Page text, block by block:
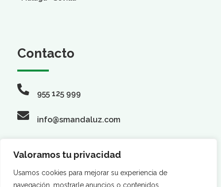
Valoramos tu privacidad
Usamos cookies para mejorar su experiencia de
navegación, mostrarle anuncios o contenidos
Contacto
955 125 999
info@smandaluz.com
Síguenos